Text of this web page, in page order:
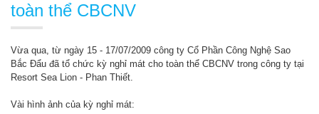
toàn thể CBCNV
Vừa qua, từ ngày 15 - 17/07/2009 công ty Cổ Phần Công Nghệ Sao
Bắc Đẩu đã tổ chức kỳ nghỉ mát cho toàn thể CBCNV trong công ty tại
Resort Sea Lion - Phan Thiết.
Vài hình ảnh của kỳ nghỉ mát: